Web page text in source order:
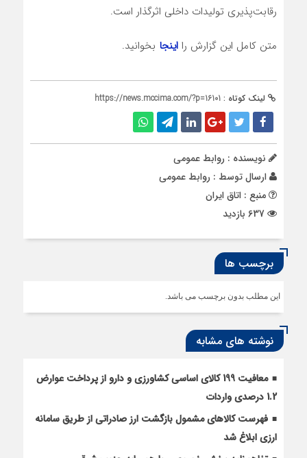
رقابت‌پذیری تولیدات داخلی اثرگذار است.
متن کامل این گزارش را اینجا بخوانید.
لینک کوتاه : https://news.mccima.com/?p=16101
نویسنده : روابط عمومی
ارسال توسط : روابط عمومی
منبع : اتاق ایران
برچسب ها
این مطلب بدون برچسب می باشد.
نوشته های مشابه
معافیت 199 کالای اساسی کشاورزی و دارو از پرداخت عوارض
1.2 درصدی واردات
فهرست کالاهای مشمول بازگشت ارز صادراتی از طریق سامانه
ارزی ابلاغ شد